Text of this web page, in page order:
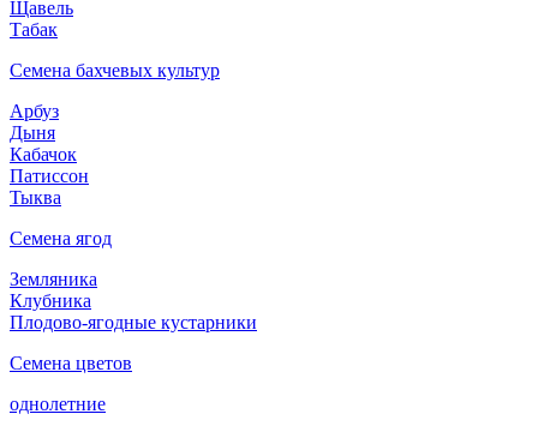
Щавель
Табак
Семена бахчевых культур
Арбуз
Дыня
Кабачок
Патиссон
Тыква
Семена ягод
Земляника
Клубника
Плодово-ягодные кустарники
Семена цветов
однолетние